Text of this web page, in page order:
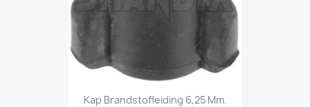
Kap Brandstofleiding 6,25 Mm.